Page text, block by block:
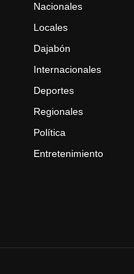
Nacionales
Locales
Dajabón
Internacionales
Deportes
Regionales
Política
Entretenimiento